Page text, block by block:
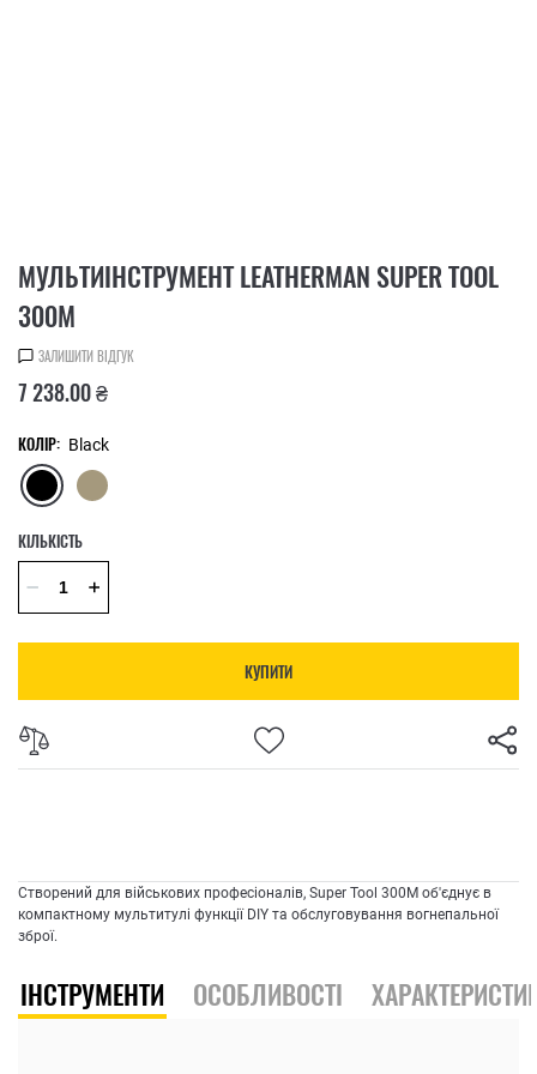
МУЛЬТИІНСТРУМЕНТ LEATHERMAN SUPER TOOL
300M
ЗАЛИШИТИ ВІДГУК
7 238.00 ₴
КОЛІР: Black
КІЛЬКІСТЬ
КУПИТИ
Створений для військових професіоналів, Super Tool 300M об'єднує в
компактному мультитулі функції DIY та обслуговування вогнепальної
зброї.
ІНСТРУМЕНТИ ОСОБЛИВОСТІ